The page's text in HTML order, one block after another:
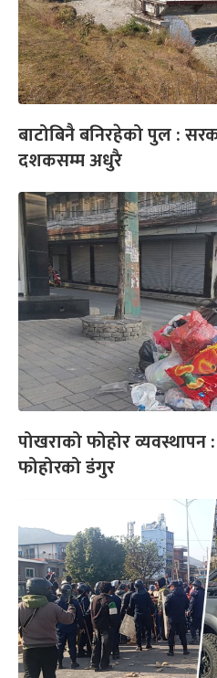
बाटोबिनै बनिरहेको पुल :
दशकसम्म अधुरै
पोखराको फोहोर
फोहोरको डंगुर